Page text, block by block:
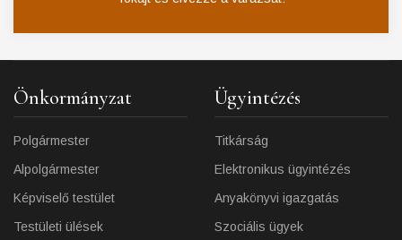
Önkormányzat
Polgármester
Alpolgármester
Képviselő testület
Testületi ülések
Ügyintézés
Titkárság
Elektronikus ügyintézés
Anyakönyvi igazgatás
Szociális ügyek